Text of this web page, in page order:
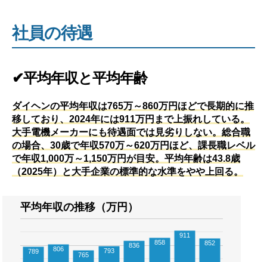
社員の待遇
✔平均年収と平均年齢
ダイヘンの平均年収は765万～860万円ほどで長期的に推
移しており、2024年には911万円まで上振れしている。
大手電機メーカーにも待遇面では見劣りしない。総合職
の場合、30歳で年収570万～620万円ほど、課長職レベル
で年収1,000万～1,150万円が目安。平均年齢は43.8歳
（2025年）と大手企業の標準的な水準をやや上回る。
平均年収の推移（万円）
789
806
765
793
836 858
911
852